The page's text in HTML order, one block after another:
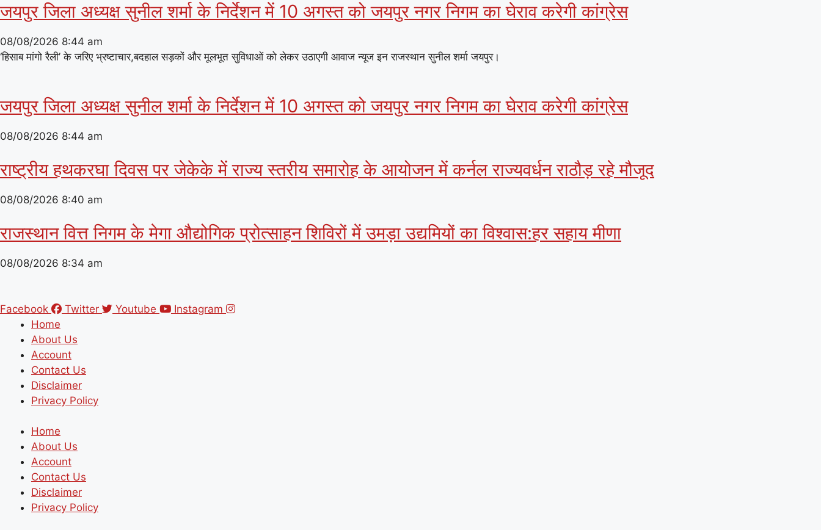
जयपुर जिला अध्यक्ष सुनील शर्मा के निर्देशन में 10 अगस्त को जयपुर नगर निगम का घेराव करेगी कांग्रेस
08/08/2026 8:44 am
‘हिसाब मांगो रैली’ के जरिए भ्रष्टाचार,बदहाल सड़कों और मूलभूत सुविधाओं को लेकर उठाएगी आवाज न्यूज इन राजस्थान सुनील शर्मा जयपुर।
जयपुर जिला अध्यक्ष सुनील शर्मा के निर्देशन में 10 अगस्त को जयपुर नगर निगम का घेराव करेगी कांग्रेस
08/08/2026 8:44 am
राष्ट्रीय हथकरघा दिवस पर जेकेके में राज्य स्तरीय समारोह के आयोजन में कर्नल राज्यवर्धन राठौड़ रहे मौजूद
08/08/2026 8:40 am
राजस्थान वित्त निगम के मेगा औद्योगिक प्रोत्साहन शिविरों में उमड़ा उद्यमियों का विश्वास:हर सहाय मीणा
08/08/2026 8:34 am
Facebook Twitter Youtube
Instagram
Home
About Us
Account
Contact Us
Disclaimer
Privacy Policy
Home
About Us
Account
Contact Us
Disclaimer
Privacy Policy